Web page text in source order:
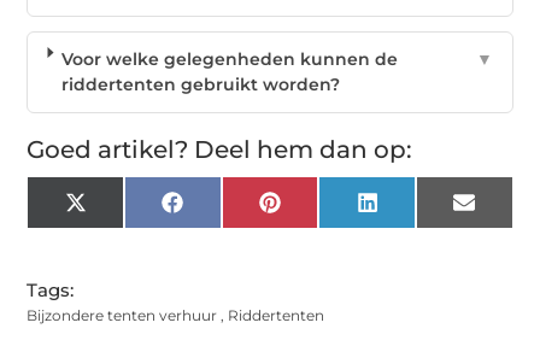
Voor welke gelegenheden kunnen de
riddertenten gebruikt worden?
▼
Goed artikel? Deel hem dan op:
X
(Twitter)
Facebook Pinterest LinkedIn Email
Tags:
Bijzondere tenten verhuur Riddertenten